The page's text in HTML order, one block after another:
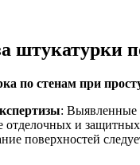
штукатурки
по стенам при
: Выявленные
отделочных и
поверхностей